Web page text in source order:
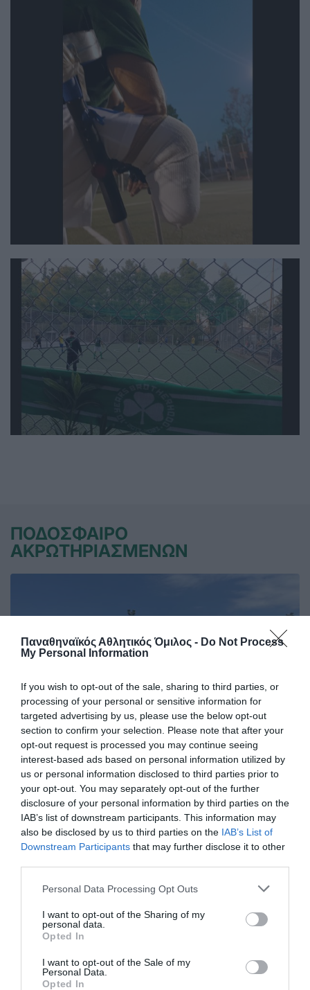
Παναθηναϊκός Αθλητικός Όμιλος - Do Not Process
My Personal Information
If you wish to opt-out of the sale, sharing to third parties, or
processing of your personal or sensitive information for
targeted advertising by us, please use the below opt-out
section to confirm your selection. Please note that after your
opt-out request is processed you may continue seeing
interest-based ads based on personal information utilized by
us or personal information disclosed to third parties prior to
your opt-out. You may separately opt-out of the further
disclosure of your personal information by third parties on the
IAB’s list of downstream participants. This information may
also be disclosed by us to third parties on the IAB’s List of
Downstream Participants that may further disclose it to other
Please note that this website/app uses one or more Google
not limited to your visit or usage behaviour. You may click to
grant or deny consent to Google and its third-party tags to
use your data for below specified purposes in below Google
consent section.
Personal Data Processing Opt Outs
I want to opt-out of the Sharing of my
personal data.
Opted In
I want to opt-out of the Sale of my
Personal Data.
Opted In
ΠΟΔΟΣΦΑΙΡΟ
ΑΚΡΩΤΗΡΙΑΣΜΕΝΩΝ
Στον τελικό με «πράσινη»
υπογραφή
Η ελληνική αντιπροσωπεία ποδοσφαίρου
ακρωτηριασμένων θα παίξει στον τελικό του Football is
more της UEFA με έντονη την παρουσία του
Παναθηναϊκού.
08.08.2026 ΠΟΔΟΣΦΑΙΡΟ ΑΚΡΩΤΗΡΙΑΣΜΕΝΩΝ